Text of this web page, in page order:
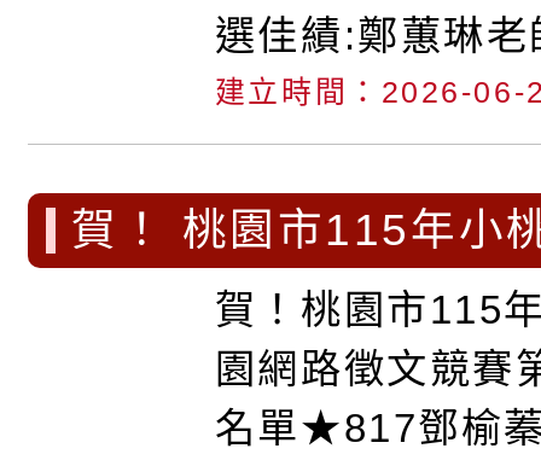
《特優》。選佳績:鄭蕙琳
師榮獲《特優》
建立時間：2026-06-
賀！ 桃園市115年小
網路徵文競賽第一期
單:★817鄧榆蓁 榮獲
邱秀祝老師指導。
賀！桃園市115
園網路徵文競賽
名單★817鄧榆